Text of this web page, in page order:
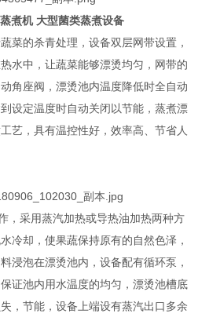
煮机 大型菌类蒸煮设备
的杀青处理，设备双层网带设置，
水中，让蔬菜能够漂烫均匀，网带的
角座阀，漂烫池内温度降低时全自动
设定温度时自动关闭以节能，蒸煮漂
艺，具有温控性好，效率高、节省人
采用蒸汽加热或导热油加热两种方
冷却，使果蔬保持原有的自然色泽，
浸泡在漂烫池内，设备配有循环泵，
证池内用水温度的均匀，漂烫池槽底
，节能，设备上端设有蒸汽出口多余